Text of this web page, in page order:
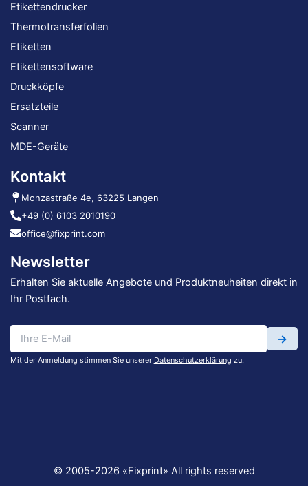
Etikettendrucker
Thermotransferfolien
Etiketten
Etikettensoftware
Druckköpfe
Ersatzteile
Scanner
MDE-Geräte
Kontakt
Monzastraße 4e, 63225 Langen
+49 (0) 6103 2010190
office@fixprint.com
Newsletter
Erhalten Sie aktuelle Angebote und Produktneuheiten direkt in
Ihr Postfach.
→
Mit der Anmeldung stimmen Sie unserer Datenschutzerklärung zu.
© 2005-2026 «Fixprint» All rights reserved